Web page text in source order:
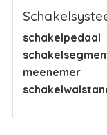
schakelpedaal
meenemer